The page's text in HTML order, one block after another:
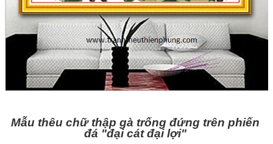
Mẫu thêu chữ thập gà trống đứng trên phiến
đá "đại cát đại lợi"